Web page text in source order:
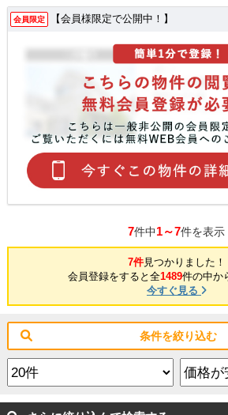
会員限定 【会員様限定で公開中！】
7件中1～7件を表示
7件見つかりました！
会員登録をすると全1489件の中か
今すぐ見る
条件を絞り込む